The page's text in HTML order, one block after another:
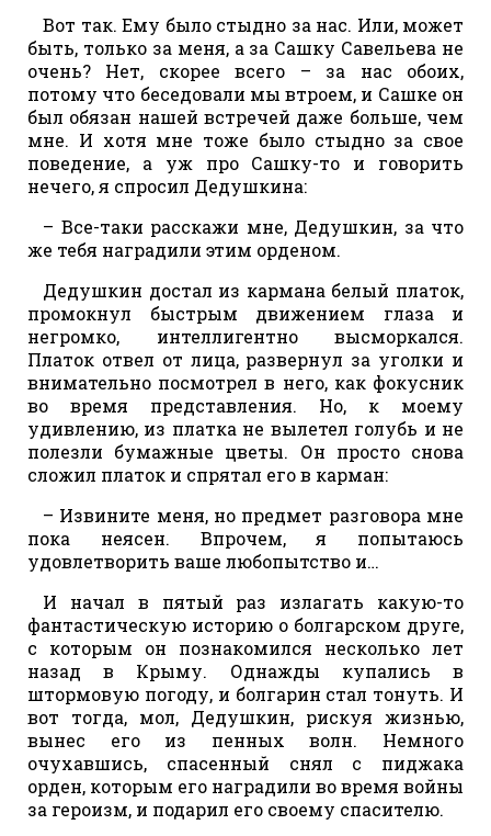
Вот так. Ему было стыдно за нас. Или, может
быть, только за меня, а за Сашку Савельева не
очень? Нет, скорее всего – за нас обоих,
потому что беседовали мы втроем, и Сашке он
был обязан нашей встречей даже больше, чем
мне. И хотя мне тоже было стыдно за свое
поведение, а уж про Сашку-то и говорить
нечего, я спросил Дедушкина:
– Все-таки расскажи мне, Дедушкин, за что
же тебя наградили этим орденом.
Дедушкин достал из кармана белый платок,
промокнул быстрым движением глаза и
негромко, интеллигентно высморкался.
Платок отвел от лица, развернул за уголки и
внимательно посмотрел в него, как фокусник
во время представления. Но, к моему
удивлению, из платка не вылетел голубь и не
полезли бумажные цветы. Он просто снова
сложил платок и спрятал его в карман:
– Извините меня, но предмет разговора мне
пока неясен. Впрочем, я попытаюсь
удовлетворить ваше любопытство и…
И начал в пятый раз излагать какую-то
фантастическую историю о болгарском друге,
с которым он познакомился несколько лет
назад в Крыму. Однажды купались в
штормовую погоду, и болгарин стал тонуть. И
вот тогда, мол, Дедушкин, рискуя жизнью,
вынес его из пенных волн. Немного
очухавшись, спасенный снял с пиджака
орден, которым его наградили во время войны
за героизм, и подарил его своему спасителю.